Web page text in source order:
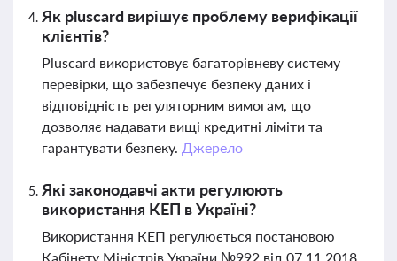
Як pluscard вирішує проблему верифікації
клієнтів?
Pluscard використовує багаторівневу систему
перевірки, що забезпечує безпеку даних і
відповідність регуляторним вимогам, що
дозволяє надавати вищі кредитні ліміти та
гарантувати безпеку. Джерело
Які законодавчі акти регулюють
використання КЕП в Україні?
Використання КЕП регулюється постановою
Кабінету Міністрів України №992 від 07.11.2018,